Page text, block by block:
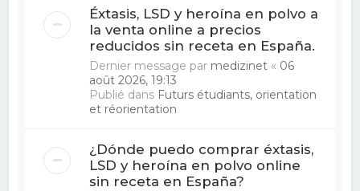
Éxtasis, LSD y heroína en polvo a
la venta online a precios
reducidos sin receta en España.
Dernier message par medizinet « 06
août 2026, 19:13
Publié dans Futurs étudiants, orientation
et réorientation
¿Dónde puedo comprar éxtasis,
LSD y heroína en polvo online
sin receta en España?